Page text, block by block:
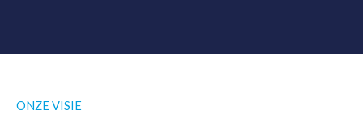
ONZE VISIE